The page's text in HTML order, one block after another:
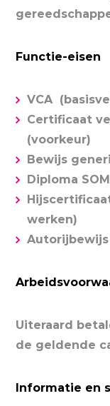
Functie-eisen
VCA
Certificaat
(voorkeur)
Bewijs
Diploma
werken)
Autorijbewijs
Uiteraard
de geldende
Informatie en